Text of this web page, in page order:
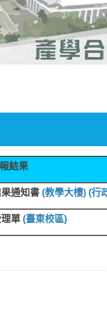
結果
通知書 (教學大樓) (行
單 (臺東校區)